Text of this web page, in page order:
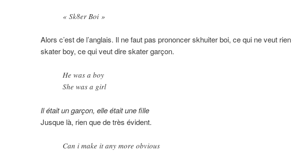
« Sk8er Boi »
Alors c’est de l’anglais. Il ne faut pas prononcer skhuiter boi, ce qui ne veut
skater boy, ce qui veut dire skater garçon.
He was a boy
She was a girl
Il était un garçon, elle était une fille
Jusque là, rien que de très évident.
Can i make it any more obvious